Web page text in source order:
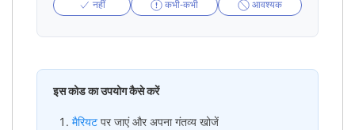
नहीं कभी-कभी आवश्यक
इस कोड का उपयोग कैसे करें
मैरियट पर जाएं और अपना गंतव्य खोजें